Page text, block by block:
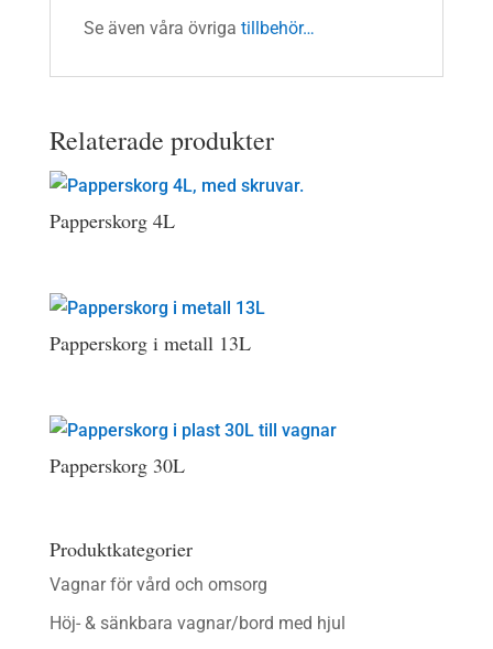
Se även våra övriga tillbehör…
Relaterade produkter
Papperskorg 4L
Papperskorg i metall 13L
Papperskorg 30L
Produktkategorier
Vagnar för vård och omsorg
Höj- & sänkbara vagnar/bord med hjul